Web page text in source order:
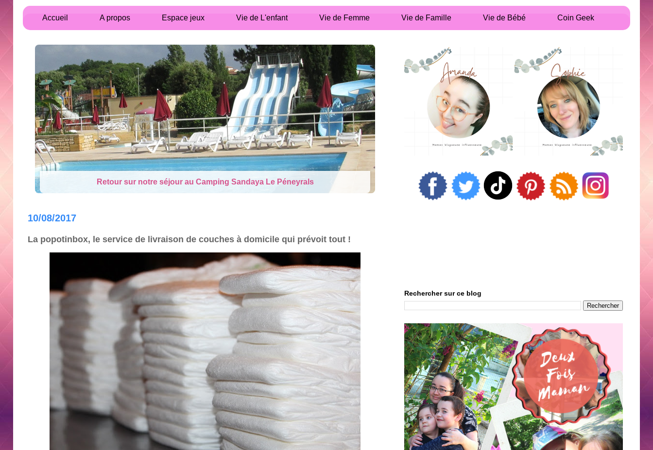
Accueil A propos Espace jeux Vie de L'enfant Vie de Femme Vie de Famille Vie de Bébé Coin Geek
Se marier sans se ruiner, j'y suis arrivée...
10/08/2017
La popotinbox, le service de livraison de couches à domicile qui prévoit tout !
Rechercher sur ce blog